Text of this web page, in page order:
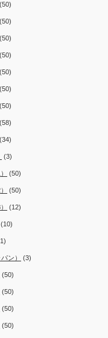
(50)
(50)
(50)
(50)
(50)
(50)
(50)
(58)
(34)
(3)
(50)
(50)
(12)
(10)
ン） (3)
(50)
(50)
(50)
(50)